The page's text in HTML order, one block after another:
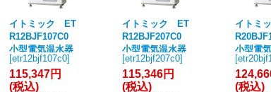
イトミック ET
R12BJF107C0
小型電気温水器
ETRシリーズ 単
相100V 0.75kW
貯湯量12L 開放
[etr12bjf107c0]
115,347円
(税込)
イトミック ET
R12BJF207C0
小型電気温水器
ETRシリーズ 単
相200V 0.75kW
貯湯量12L 開放
[etr12bjf207c0]
115,346円
(税込)
イトミ
小型電
ETRシ
相100V
貯湯量
[
(税込)